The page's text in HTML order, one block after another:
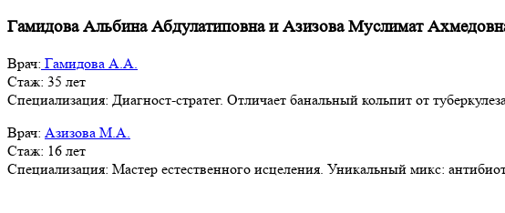
Гамидова Альбина Абдулатиповна и Азизова Муслимат
Врач: Гамидова А.А.
Стаж: 35 лет
Специализация: Диагност-стратег. Отличает банальный кольпит от
Врач: Азизова М.А.
Стаж: 16 лет
Специализация: Мастер естественного исцеления. Уникальный микс: